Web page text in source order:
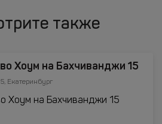
также
Хоум на Бахчиванджи 15
Екатеринбург